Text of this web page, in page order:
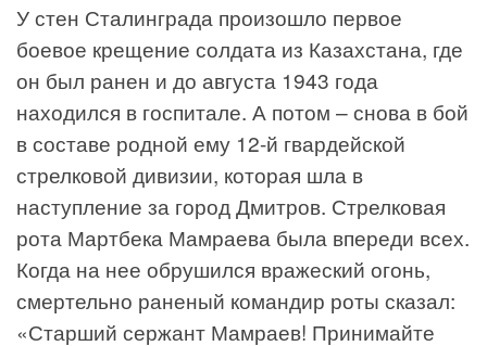
У стен Сталинграда произошло первое
боевое крещение солдата из Казахстана, где
он был ранен и до августа 1943 года
находился в госпитале. А потом – снова в бой
в составе родной ему 12-й гвардейской
стрелковой дивизии, которая шла в
наступление за город Дмитров. Стрелковая
рота Мартбека Мамраева была впереди всех.
Когда на нее обрушился вражеский огонь,
смертельно раненый командир роты сказал:
«Старший сержант Мамраев! Принимайте